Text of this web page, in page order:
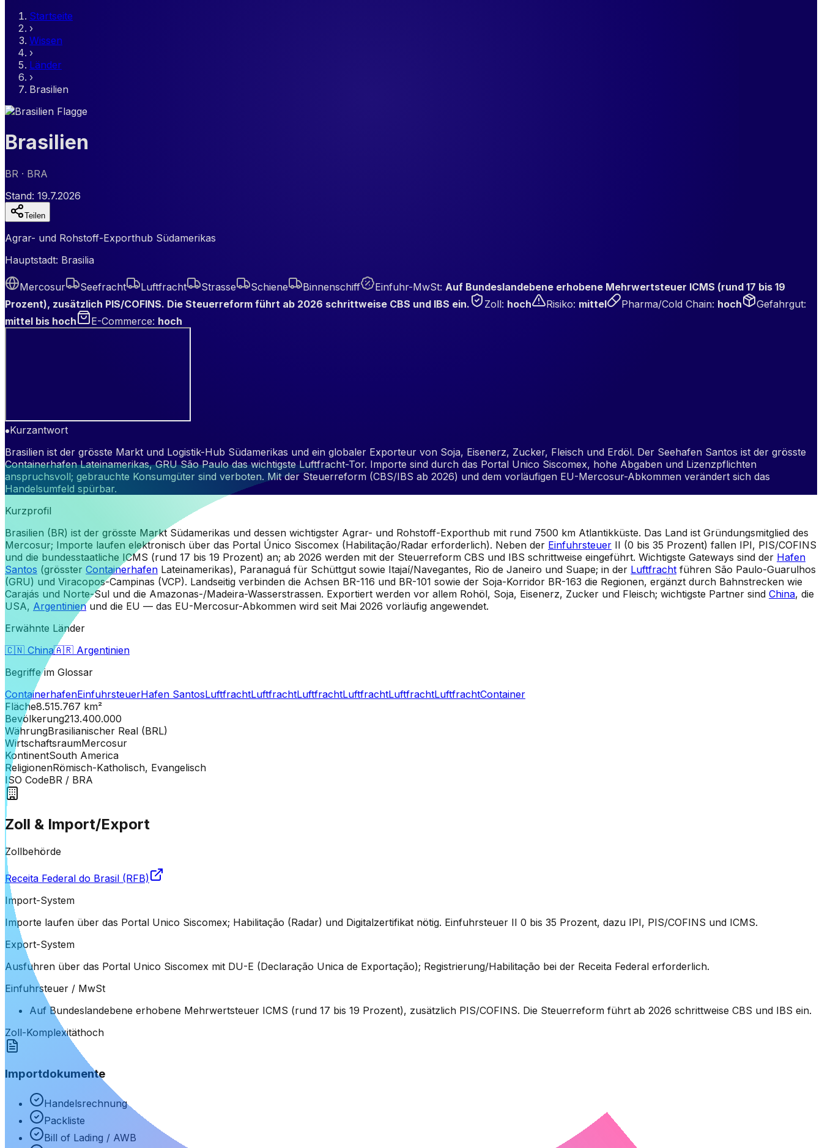
Startseite
›
Wissen
›
Länder
›
Brasilien
Brasilien
BR · BRA
Stand: 19.7.2026
Teilen
Agrar- und Rohstoff-Exporthub Südamerikas
Hauptstadt: Brasilia
Mercosur Seefracht Luftfracht Strasse Schiene Binnenschiff Einfuhr-MwSt: Auf Bundeslandebene erhobene Mehrwertsteuer ICMS (rund 17 bis 19
Prozent), zusätzlich PIS/COFINS. Die Steuerreform führt ab 2026 schrittweise CBS und IBS ein.
Zoll: hoch Risiko: mittel Pharma/Cold Chain: hoch Gefahrgut:
mittel bis hoch
E-Commerce: hoch
Kurzantwort
Brasilien ist der grösste Markt und Logistik-Hub Südamerikas und ein globaler Exporteur von Soja, Eisenerz, Zucker, Fleisch und Erdöl. Der Seehafen Santos ist der grösste
Containerhafen Lateinamerikas, GRU São Paulo das wichtigste Luftfracht-Tor. Importe sind durch das Portal Unico Siscomex, hohe Abgaben und Lizenzpflichten
anspruchsvoll; gebrauchte Konsumgüter sind verboten. Mit der Steuerreform (CBS/IBS ab 2026) und dem vorläufigen EU-Mercosur-Abkommen verändert sich das
Handelsumfeld spürbar.
Kurzprofil
Brasilien (BR) ist der grösste Markt Südamerikas und dessen wichtigster Agrar- und Rohstoff-Exporthub mit rund 7500 km Atlantikküste. Das Land ist Gründungsmitglied des
Mercosur; Importe laufen elektronisch über das Portal Único Siscomex (Habilitação/Radar erforderlich). Neben der Einfuhrsteuer II (0 bis 35 Prozent) fallen IPI, PIS/COFINS
und die bundesstaatliche ICMS (rund 17 bis 19 Prozent) an; ab 2026 werden mit der Steuerreform CBS und IBS schrittweise eingeführt. Wichtigste Gateways sind der Hafen
Santos (grösster Containerhafen Lateinamerikas), Paranaguá für Schüttgut sowie Itajaí/Navegantes, Rio de Janeiro und Suape; in der Luftfracht führen São Paulo-Guarulhos
(GRU) und Viracopos-Campinas (VCP). Landseitig verbinden die Achsen BR-116 und BR-101 sowie der Soja-Korridor BR-163 die Regionen, ergänzt durch Bahnstrecken wie
Carajás und Norte-Sul und die Amazonas-/Madeira-Wasserstrassen. Exportiert werden vor allem Rohöl, Soja, Eisenerz, Zucker und Fleisch; wichtigste Partner sind China, die
USA, Argentinienund die EU — das EU-Mercosur-Abkommen wird seit Mai 2026 vorläufig angewendet.
Erwähnte Länder
🇨🇳 China🇦🇷 Argentinien
Begriffe im Glossar
ContainerhafenEinfuhrsteuerHafen SantosLuftfrachtLuftfrachtLuftfrachtLuftfrachtLuftfrachtLuftfrachtContainer
Fläche8.515.767 km²
Bevölkerung213.400.000
WährungBrasilianischer Real (BRL)
WirtschaftsraumMercosur
KontinentSouth America
ReligionenRömisch-Katholisch, Evangelisch
ISO CodeBR / BRA
Zoll & Import/Export
Zollbehörde
Receita Federal do Brasil (RFB)
Import-System
Importe laufen über das Portal Unico Siscomex; Habilitação (Radar) und Digitalzertifikat nötig. Einfuhrsteuer II 0 bis 35 Prozent, dazu IPI, PIS/COFINS und ICMS.
Export-System
Ausfuhren über das Portal Unico Siscomex mit DU-E (Declaração Unica de Exportação); Registrierung/Habilitação bei der Receita Federal erforderlich.
Einfuhrsteuer / MwSt
Auf Bundeslandebene erhobene Mehrwertsteuer ICMS (rund 17 bis 19 Prozent), zusätzlich PIS/COFINS. Die Steuerreform führt ab 2026 schrittweise CBS und IBS ein.
Zoll-Komplexitäthoch
Importdokumente
Handelsrechnung
Packliste
Bill of Lading / AWB